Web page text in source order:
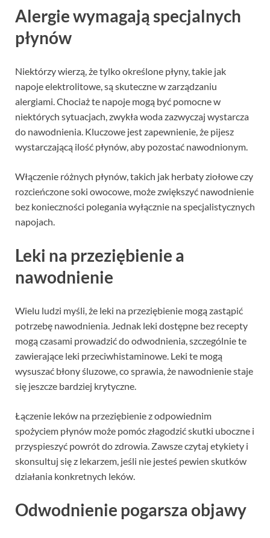
Alergie wymagają specjalnych
płynów
Niektórzy wierzą, że tylko określone płyny, takie jak
napoje elektrolitowe, są skuteczne w zarządzaniu
alergiami. Chociaż te napoje mogą być pomocne w
niektórych sytuacjach, zwykła woda zazwyczaj wystarcza
do nawodnienia. Kluczowe jest zapewnienie, że pijesz
wystarczającą ilość płynów, aby pozostać nawodnionym.
Włączenie różnych płynów, takich jak herbaty ziołowe czy
rozcieńczone soki owocowe, może zwiększyć nawodnienie
bez konieczności polegania wyłącznie na specjalistycznych
napojach.
Leki na przeziębienie a
nawodnienie
Wielu ludzi myśli, że leki na przeziębienie mogą zastąpić
potrzebę nawodnienia. Jednak leki dostępne bez recepty
mogą czasami prowadzić do odwodnienia, szczególnie te
zawierające leki przeciwhistaminowe. Leki te mogą
wysuszać błony śluzowe, co sprawia, że nawodnienie staje
się jeszcze bardziej krytyczne.
Łączenie leków na przeziębienie z odpowiednim
spożyciem płynów może pomóc złagodzić skutki uboczne i
przyspieszyć powrót do zdrowia. Zawsze czytaj etykiety i
skonsultuj się z lekarzem, jeśli nie jesteś pewien skutków
działania konkretnych leków.
Odwodnienie pogarsza objawy